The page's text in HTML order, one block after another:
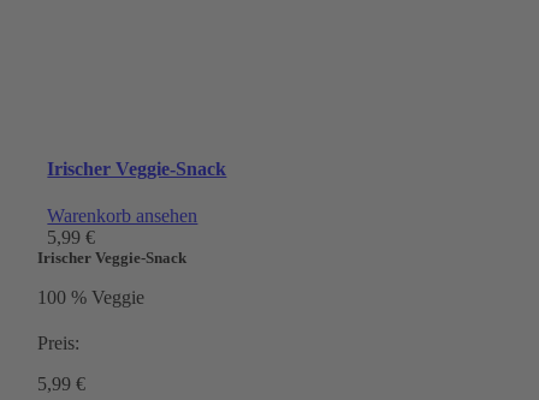
Irischer Veggie-Snack
Warenkorb ansehen
5,99€
Irischer Veggie-Snack
100 % Veggie
Preis:
5,99€